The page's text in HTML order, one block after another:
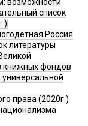
возможности
список
Россия
литературы
книжных фондов
универсальной
права (2020г.)